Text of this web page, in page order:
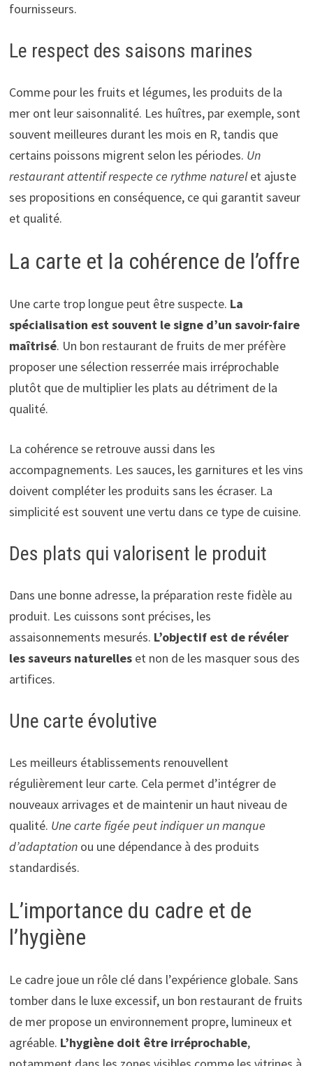
fournisseurs.
Le respect des saisons marines
Comme pour les fruits et légumes, les produits de la
mer ont leur saisonnalité. Les huîtres, par exemple, sont
souvent meilleures durant les mois en R, tandis que
certains poissons migrent selon les périodes. Un
restaurant attentif respecte ce rythme naturelet ajuste
ses propositions en conséquence, ce qui garantit saveur
et qualité.
La carte et la cohérence de l’offre
Une carte trop longue peut être suspecte. La
spécialisation est souvent le signe d’un savoir-faire
maîtrisé. Un bon restaurant de fruits de mer préfère
proposer une sélection resserrée mais irréprochable
plutôt que de multiplier les plats au détriment de la
qualité.
La cohérence se retrouve aussi dans les
accompagnements. Les sauces, les garnitures et les vins
doivent compléter les produits sans les écraser. La
simplicité est souvent une vertu dans ce type de cuisine.
Des plats qui valorisent le produit
Dans une bonne adresse, la préparation reste fidèle au
produit. Les cuissons sont précises, les
assaisonnements mesurés. L’objectif est de révéler
les saveurs naturelleset non de les masquer sous des
artifices.
Une carte évolutive
Les meilleurs établissements renouvellent
régulièrement leur carte. Cela permet d’intégrer de
nouveaux arrivages et de maintenir un haut niveau de
qualité. Une carte figée peut indiquer un manque
d’adaptationou une dépendance à des produits
standardisés.
L’importance du cadre et de
l’hygiène
Le cadre joue un rôle clé dans l’expérience globale. Sans
tomber dans le luxe excessif, un bon restaurant de fruits
de mer propose un environnement propre, lumineux et
agréable. L’hygiène doit être irréprochable,